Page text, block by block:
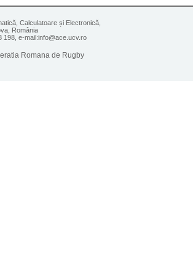
Calculatoare și Electronică,
România
198, e-mail:info@ace.ucv.ro